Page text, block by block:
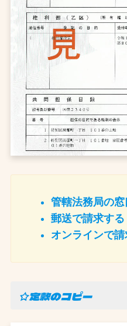
管轄法務局の窓
郵送で請求する
オンラインで請
☆定款のコピー